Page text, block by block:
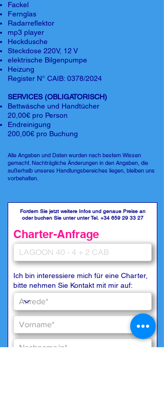
Fackel
Fernglas
Radarreflektor
mp3 player
Heckdusche
Steckdose 220V, 12 V
elektrische Bilgenpumpe
Heizung
Register N° CAIB: 0378/2024
SERVICES (OBLIGATORISCH)
Bettwäsche und Handtücher
20,00€ pro Person
Endreinigung
200,00€ pro Buchung
Alle Angaben und Daten wurden nach bestem Wissen
gemacht. Nachträgliche Änderungen in den Angaben, die
außerhalb unseres Handlungsbereiches liegen, bleiben uns
vorbehalten.
Fordern Sie jetzt weitere Infos und genaue Preise an
oder buchen Sie unter unter Tel. +34 659 29 33 27
Charter-Anfrage
Ich bin interessiere mich für eine Charter,
bitte nehmen Sie Kontakt mit mir auf: